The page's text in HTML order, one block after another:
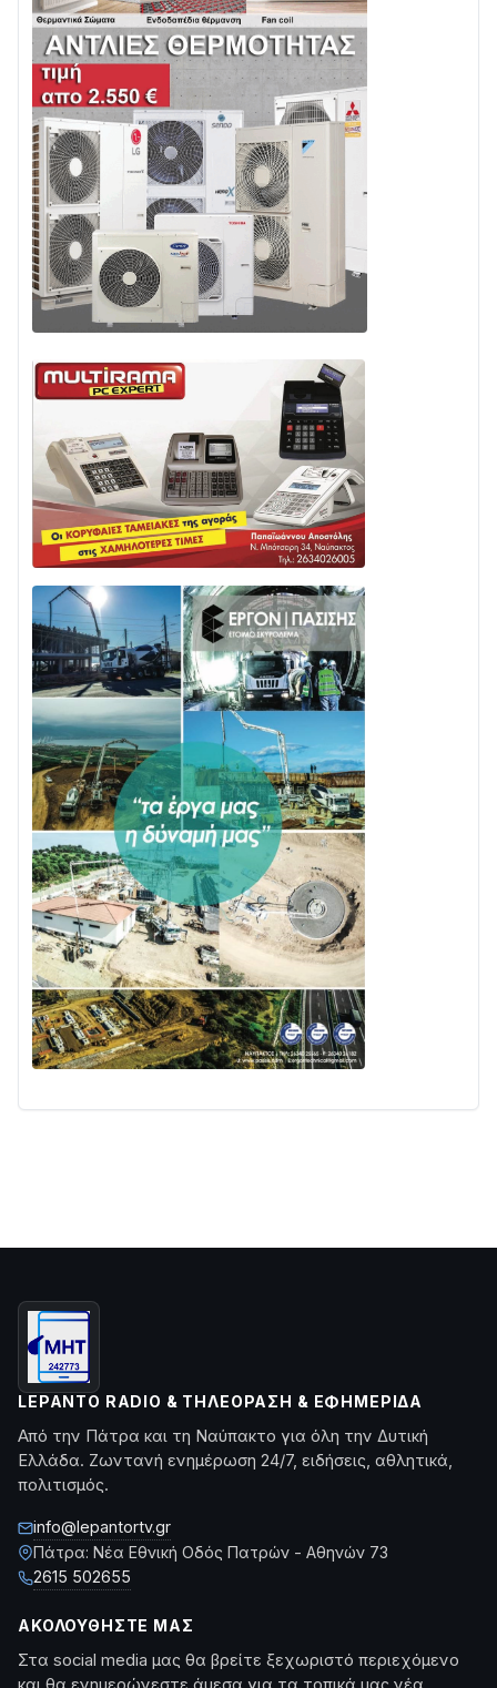
LEPANTO RADIO & ΤΗΛΕΌΡΑΣΗ & ΕΦΗΜΕΡΊΔΑ
Από την Πάτρα και τη Ναύπακτο για όλη την Δυτική
Ελλάδα. Ζωντανή ενημέρωση 24/7, ειδήσεις, αθλητικά,
πολιτισμός.
info@lepantortv.gr
Πάτρα: Νέα Εθνική Οδός Πατρών - Αθηνών 73
2615 502655
ΑΚΟΛΟΥΘΉΣΤΕ ΜΑΣ
Στα social media μας θα βρείτε ξεχωριστό περιεχόμενο